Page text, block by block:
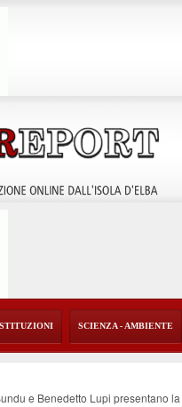
SCIENZA - AMBIENTE
e Benedetto Lupi presentano